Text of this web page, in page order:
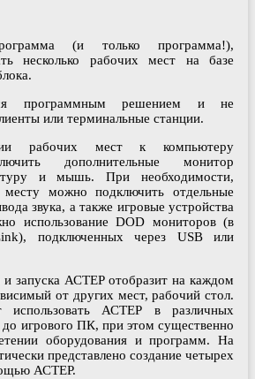
(и только программа!),
несколько рабочих мест на базе
программным решением и не
или терминальные станции.
рабочих мест к компьютеру
дополнительные монитор
и мышь. При необходимости,
можно подключить отдельные
звука, а также игровые устройства
использование DOD мониторов (в
подключенных через USB или
и запуска АСТЕР отобразит на каждом
от других мест, рабочий стол.
использовать АСТЕР в различных
до игрового ПК, при этом существенно
оборудования и программ. На
представлено создание четырех
АСТЕР.